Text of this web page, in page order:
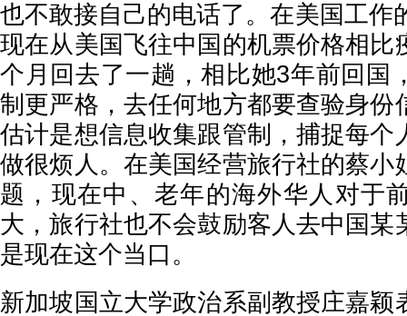
也不敢接自己的电话了。在美国工作
现在从美国飞往中国的机票价格相比
个月回去了一趟，相比她3年前回国
制更严格，去任何地方都要查验身份
估计是想信息收集跟管制，捕捉每个
做很烦人。在美国经营旅行社的蔡小
题，现在中、老年的海外华人对于
大，旅行社也不会鼓励客人去中国某
是现在这个当口。
新加坡国立大学政治系副教授庄嘉颖